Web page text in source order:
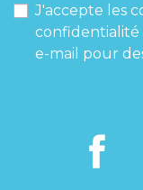
J'accepte les
confidentialité
e-mail pour